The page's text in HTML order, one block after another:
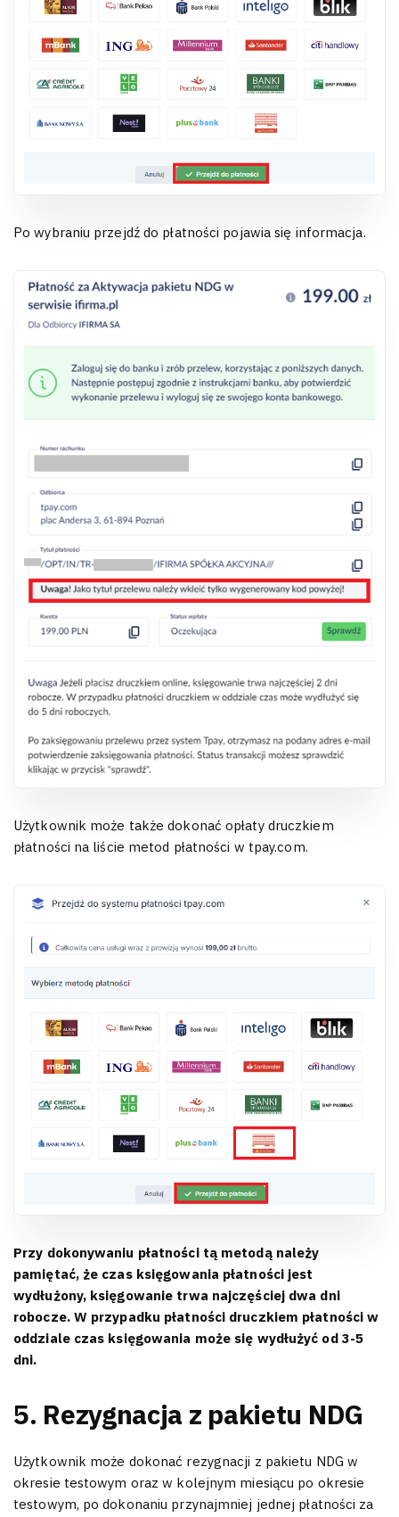
Po wybraniu przejdź do płatności pojawia się informacja.
Użytkownik może także dokonać opłaty druczkiem
płatności na liście metod płatności w tpay.com.
Przy dokonywaniu płatności tą metodą należy
pamiętać, że czas księgowania płatności jest
wydłużony, księgowanie trwa najczęściej dwa dni
robocze. W przypadku płatności druczkiem płatności w
oddziale czas księgowania może się wydłużyć od 3-5
dni.
5. Rezygnacja z pakietu NDG
Użytkownik może dokonać rezygnacji z pakietu NDG w
okresie testowym oraz w kolejnym miesiącu po okresie
testowym, po dokonaniu przynajmniej jednej płatności za